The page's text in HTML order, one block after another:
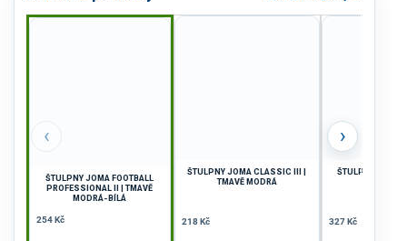
‹
ŠTULPNY JOMA FOOTBALL
PROFESSIONAL II | TMAVĚ
MODRÁ-BÍLÁ
254 Kč
ŠTULPNY JOMA CLASSIC III |
TMAVĚ MODRÁ
218 Kč
ŠTULPNY JOMA
327 Kč
›